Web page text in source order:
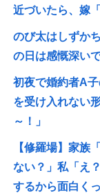
近づいたら、嫁
のび太はしずか
の日は感慨深い
初夜で婚約者A
を受け入れない
～！」
【修羅場】家族
ない？」私「え
するから面白く